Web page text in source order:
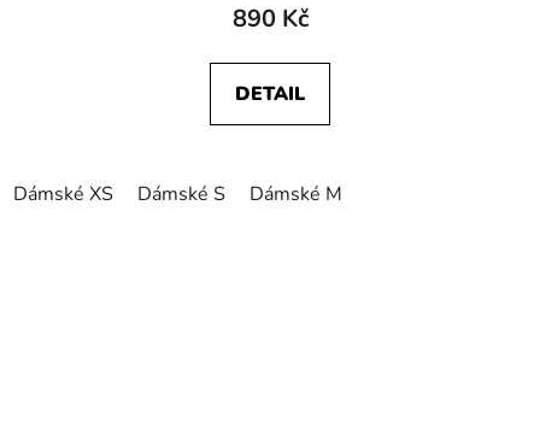
890 Kč
DETAIL
Dámské XS Dámské S Dámské M